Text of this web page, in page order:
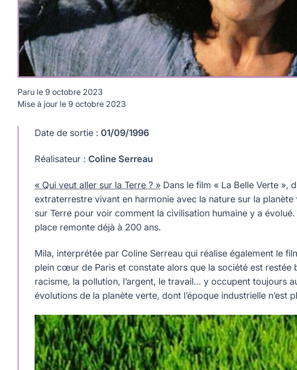
Paru le 9 octobre 2023
Mise à jour le 9 octobre 2023
Date de sortie : 01/09/1996
Réalisateur : Coline Serreau
« Qui veut aller sur la Terre ? » Dans le film « La Belle Verte »,
extraterrestre vivant en harmonie avec la nature sur la
sur Terre pour voir comment la civilisation humaine y a
place remonte déjà à 200 ans.
Mila, interprétée par Coline Serreau qui réalise également le
plein cœur de Paris et constate alors que la société est restée
racisme, la pollution, l’argent, le travail… y occupent toujours
évolutions de la planète verte, dont l’époque industrielle n’est